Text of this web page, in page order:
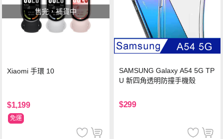
售完，補貨中
Xiaomi 手環 10
$1,199
免運
SAMSUNG Galaxy A54 5G TP
U 新四角透明防撞手機殼
$299